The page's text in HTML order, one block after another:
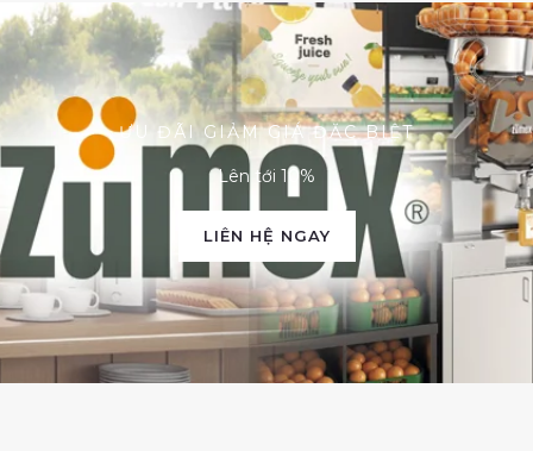
ƯU ĐÃI GIẢM GIÁ ĐẶC BIỆT
Lên tới 10%
LIÊN HỆ NGAY